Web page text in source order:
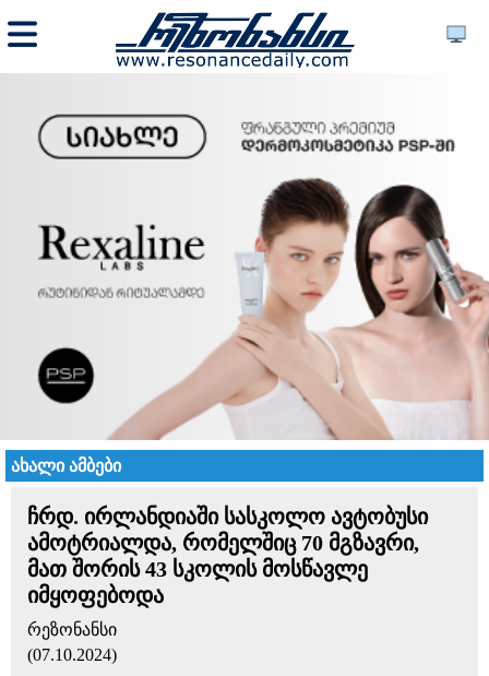
ახალი ამბები
ჩრდ. ირლანდიაში სასკოლო ავტობუსი
ამოტრიალდა, რომელშიც 70 მგზავრი,
მათ შორის 43 სკოლის მოსწავლე
იმყოფებოდა
რეზონანსი
(07.10.2024)